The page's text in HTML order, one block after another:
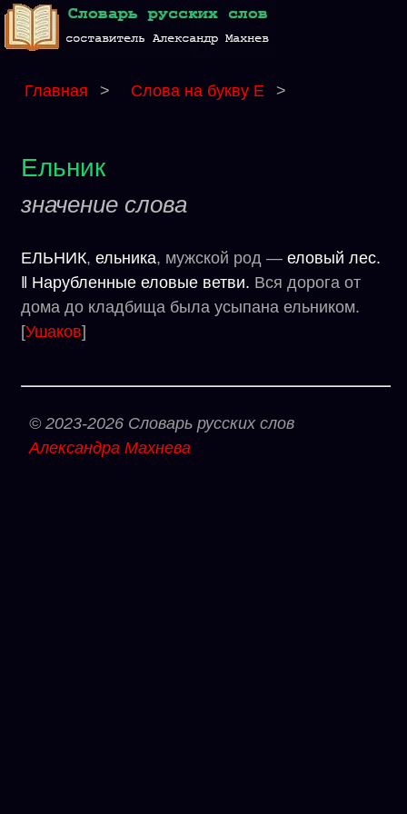
Главная > Слова на букву Е >
Ельник
значение слова
ЕЛЬНИК, ельника, мужской род — еловый лес.
‖ Нарубленные еловые ветви. Вся дорога от
дома до кладбища была усыпана ельником.
[Ушаков]
© 2023-2026 Словарь русских слов
Александра Махнева